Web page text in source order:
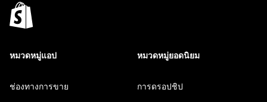
หมวดหมู่แอป
ช่องทางการขาย
หมวดหมู่ยอดนิยม
การดรอปชิป